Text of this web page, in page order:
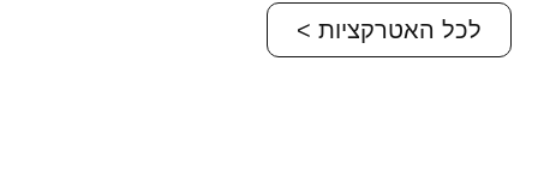
לכל האטרקציות >